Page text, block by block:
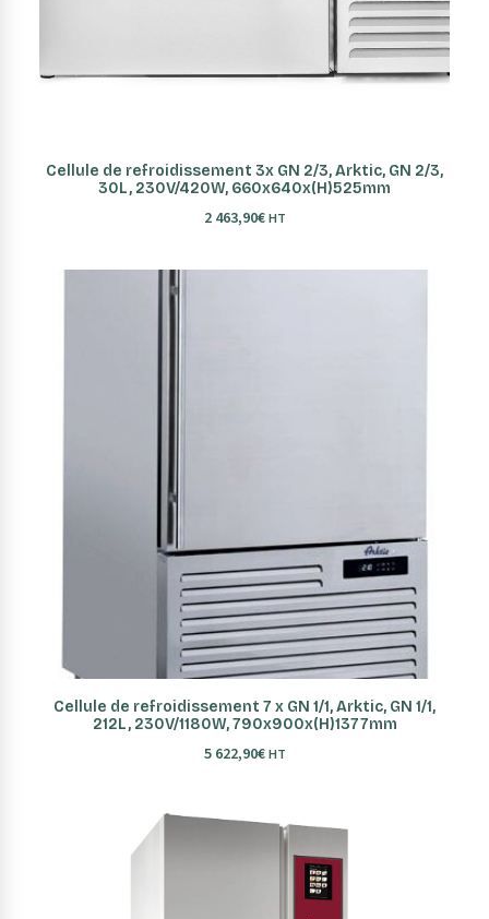
AJOUTER AU PANIER
Cellule de refroidissement 3x GN 2/3, Arktic, GN 2/3,
30L, 230V/420W, 660x640x(H)525mm
2 463,90€ HT
AJOUTER AU PANIER
Cellule de refroidissement 7 x GN 1/1, Arktic, GN 1/1,
212L, 230V/1180W, 790x900x(H)1377mm
5 622,90€ HT